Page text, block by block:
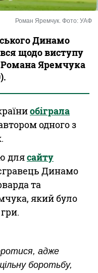
Роман Яремчук. Фото: УАФ
Динамо
щодо виступу
Романа Яремчука
обіграла
одного з
длясайту
Динамо
та
який було
адже
боротьбу,